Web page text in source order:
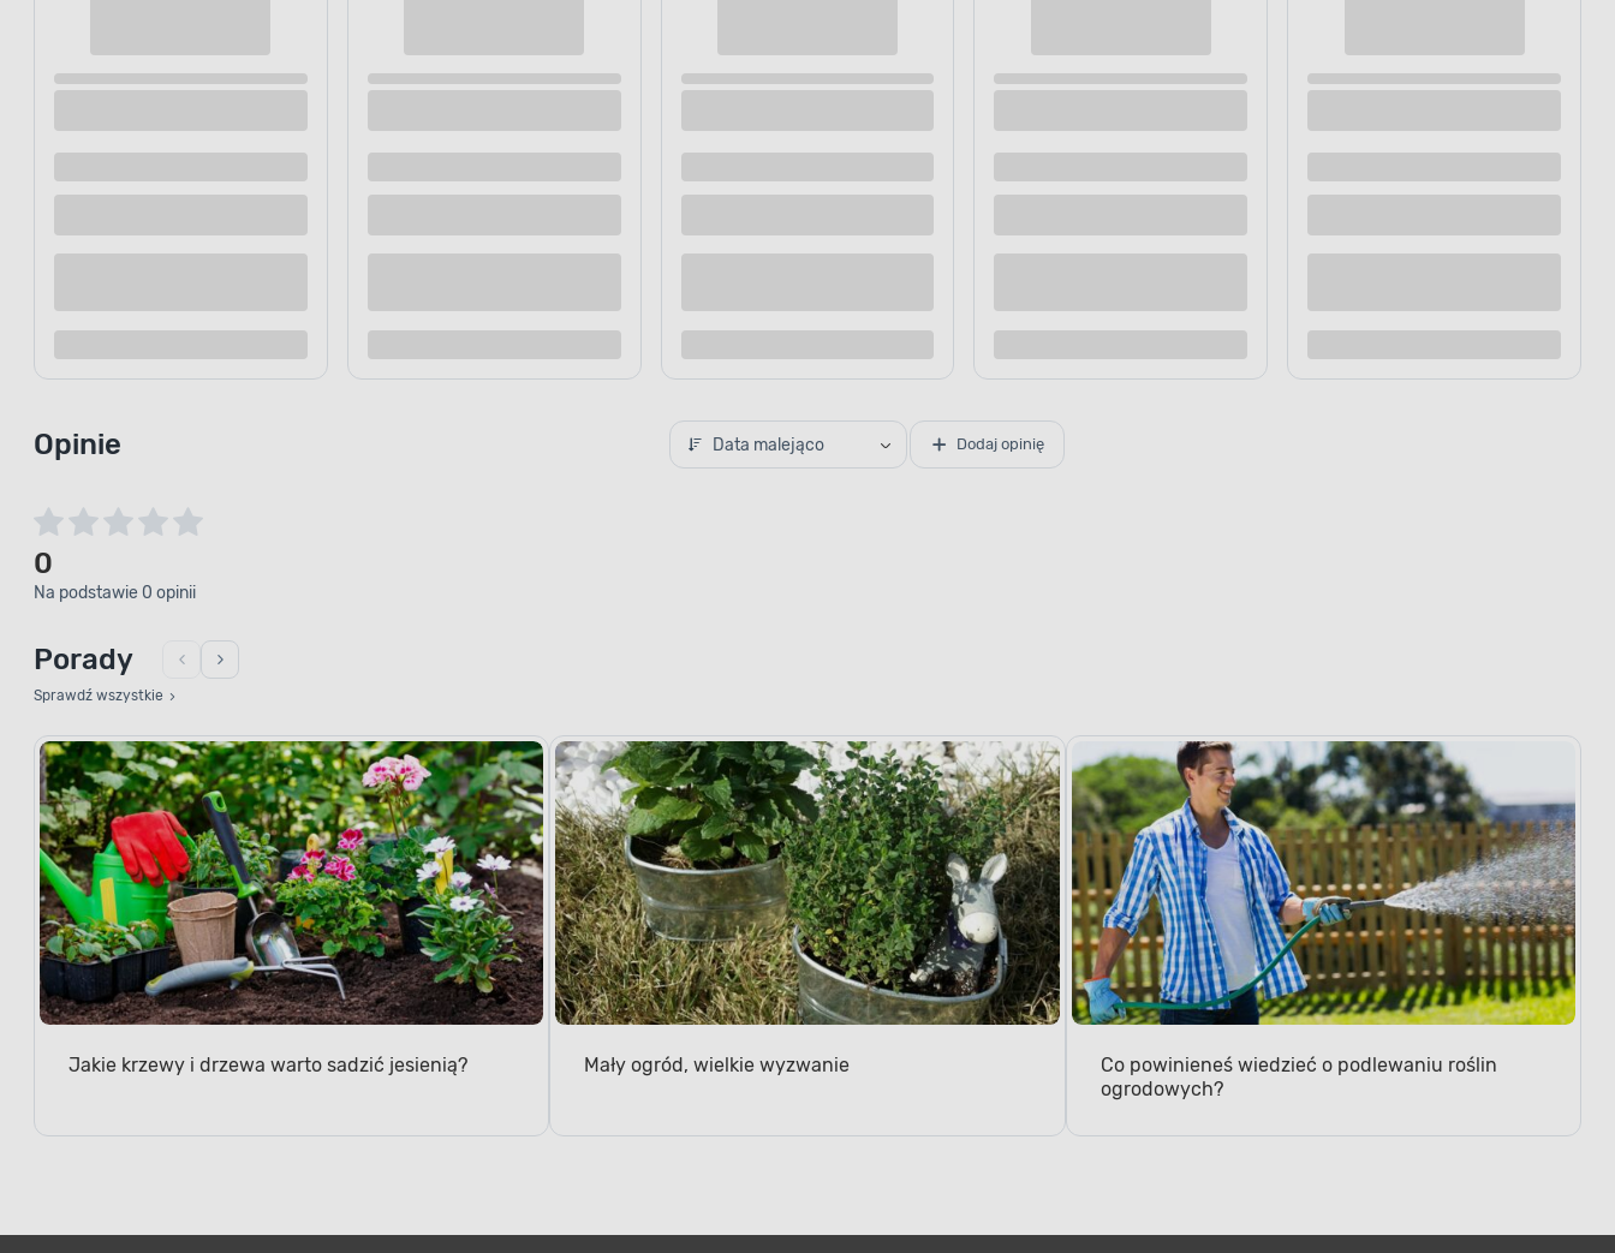
Opinie Data malejąco Dodaj opinię
0
Na podstawie 0 opinii
Porady
Sprawdź wszystkie
Jakie krzewy i drzewa warto sadzić jesienią? Mały ogród, wielkie wyzwanie
Co powinieneś wiedzieć o podlewaniu roślin
ogrodowych?